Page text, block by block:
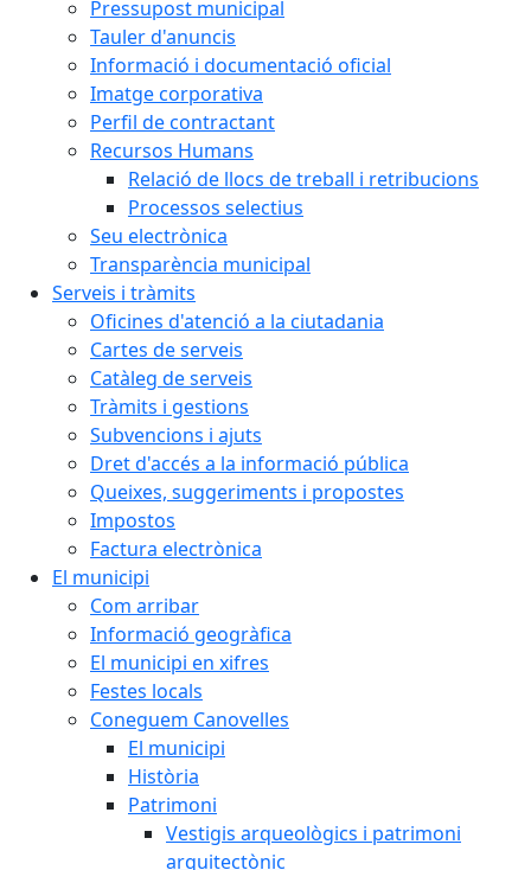
Pressupost municipal
Tauler d'anuncis
Informació i documentació oficial
Imatge corporativa
Perfil de contractant
Recursos Humans
Relació de llocs de treball i retribucions
Processos selectius
Seu electrònica
Transparència municipal
Serveis i tràmits
Oficines d'atenció a la ciutadania
Cartes de serveis
Catàleg de serveis
Tràmits i gestions
Subvencions i ajuts
Dret d'accés a la informació pública
Queixes, suggeriments i propostes
Impostos
Factura electrònica
El municipi
Com arribar
Informació geogràfica
El municipi en xifres
Festes locals
Coneguem Canovelles
El municipi
Història
Patrimoni
Vestigis arqueològics i patrimoni
arquitectònic